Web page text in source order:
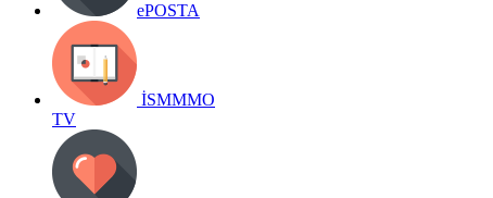
ePOSTA
İSMMMO
TV